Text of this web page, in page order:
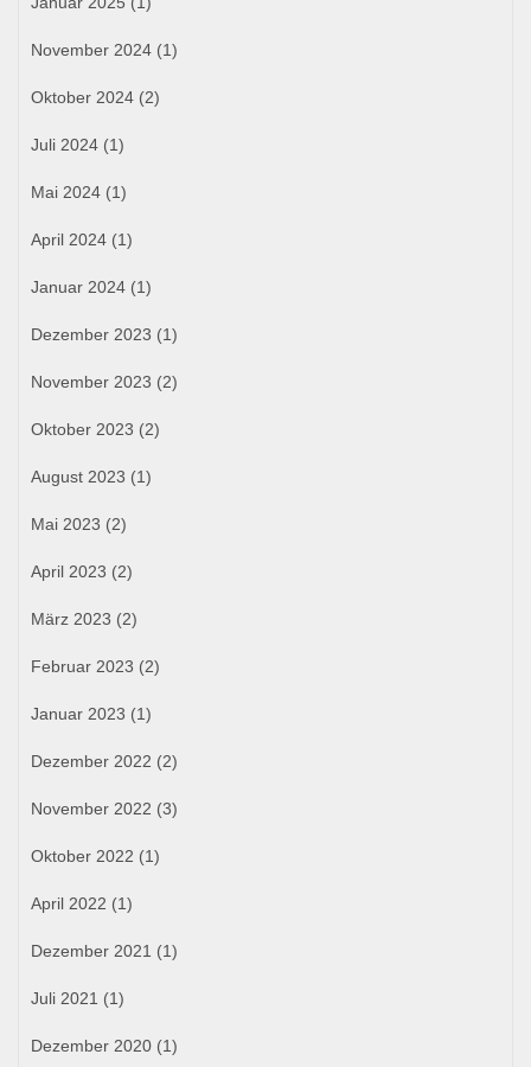
November 2024 (1)
Oktober 2024 (2)
Juli 2024 (1)
Mai 2024 (1)
April 2024 (1)
Januar 2024 (1)
Dezember 2023 (1)
November 2023 (2)
Oktober 2023 (2)
August 2023 (1)
Mai 2023 (2)
April 2023 (2)
März 2023 (2)
Februar 2023 (2)
Januar 2023 (1)
Dezember 2022 (2)
November 2022 (3)
Oktober 2022 (1)
April 2022 (1)
Dezember 2021 (1)
Juli 2021 (1)
Dezember 2020 (1)